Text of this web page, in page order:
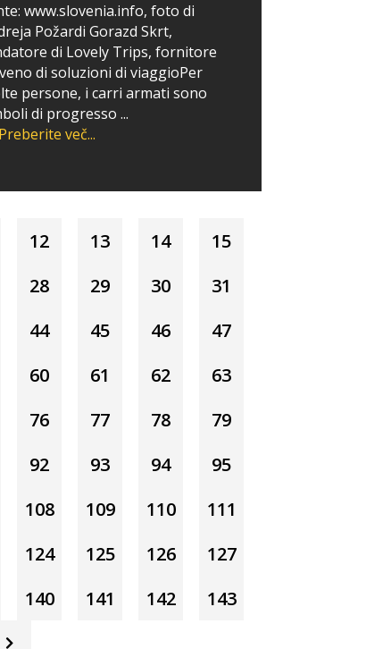
www.slovenia.info, foto di
Požardi Gorazd Skrt,
di Lovely Trips, fornitore
di soluzioni di viaggioPer
persone, i carri armati sono
di progresso ...
Preberite več...
12 13 14
15
28 29 30
31
44 45 46
47
60 61 62
63
76 77 78
79
92 93 94
95
108 109 110
111
124 125 126
127
140 141 142
143